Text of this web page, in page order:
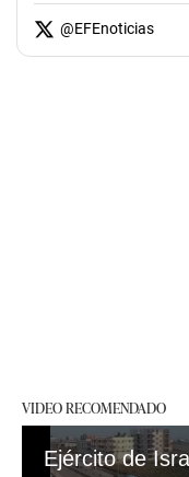
@EFEnoticias
VIDEO RECOMENDADO